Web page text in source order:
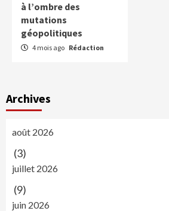
à l’ombre des
mutations
géopolitiques
4 mois ago Rédaction
Archives
août 2026
(3)
juillet 2026
(9)
juin 2026